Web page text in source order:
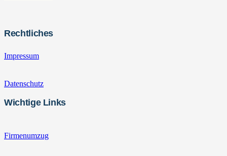
Rechtliches
Impressum
Datenschutz
Wichtige Links
Firmenumzug